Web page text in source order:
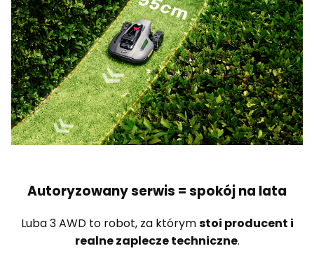
Autoryzowany serwis = spokój na lata
Luba 3 AWD to robot, za którymstoi producent i
realne zaplecze techniczne.